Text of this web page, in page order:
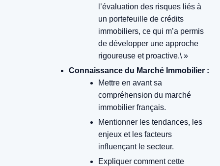
l’évaluation des risques liés à
un portefeuille de crédits
immobiliers, ce qui m’a permis
de développer une approche
rigoureuse et proactive.\ »
Connaissance du Marché Immobilier :
Mettre en avant sa
compréhension du marché
immobilier français.
Mentionner les tendances, les
enjeux et les facteurs
influençant le secteur.
Expliquer comment cette